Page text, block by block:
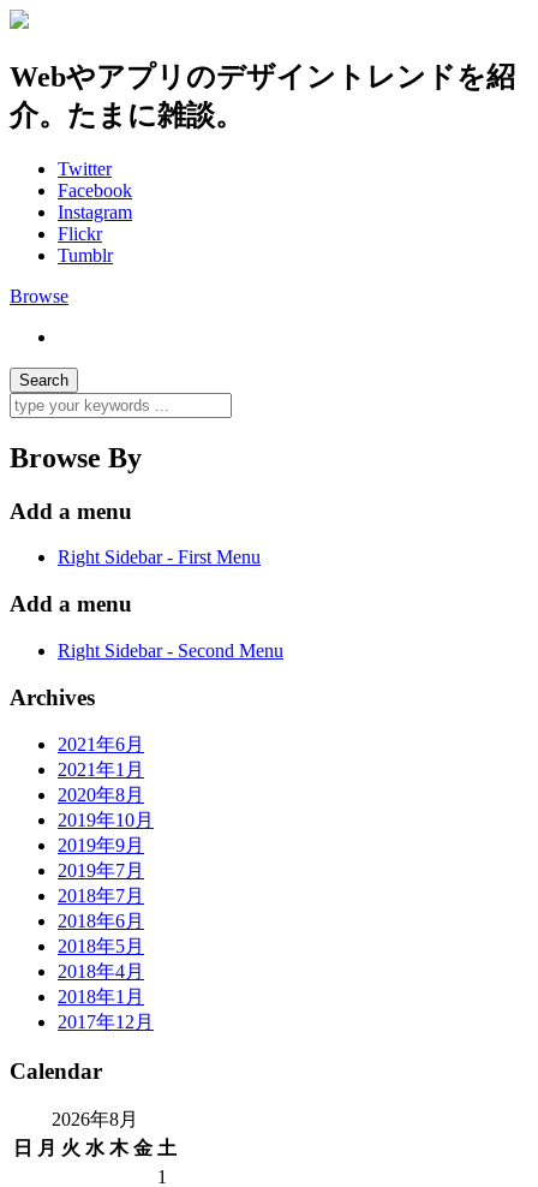
Webやアプリのデザイントレンドを紹
介。たまに雑談。
Twitter
Facebook
Instagram
Flickr
Tumblr
Browse
Browse By
Add a menu
Right Sidebar - First Menu
Add a menu
Right Sidebar - Second Menu
Archives
2021年6月
2021年1月
2020年8月
2019年10月
2019年9月
2019年7月
2018年7月
2018年6月
2018年5月
2018年4月
2018年1月
2017年12月
Calendar
2026年8月
日
月 火 水 木 金 土
1